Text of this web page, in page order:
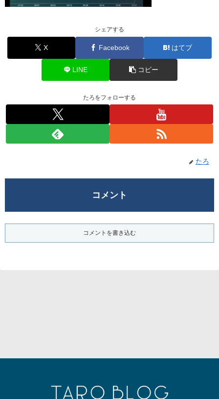
シェアする
X Facebook はてブ
LINE コピー
たろをフォローする
たろ
コメント
コメントを書き込む